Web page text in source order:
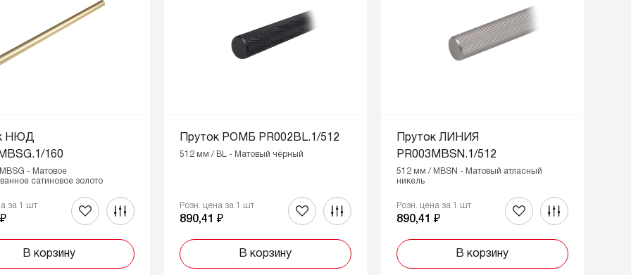
НЮД
160
- Матовое
сатиновое золото
за 1 шт
В корзину
Пруток РОМБ PR002BL.1/512
512 мм / BL - Матовый чёрный
Розн. цена за 1 шт
890,41 ₽
В корзину
Пруток ЛИНИЯ
PR003MBSN.1/512
512 мм / MBSN - Матовый атласный
никель
Розн. цена за 1 шт
890,41 ₽
В корзину